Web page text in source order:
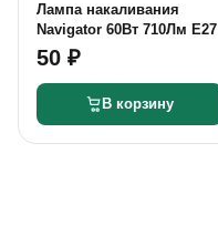
Лампа накаливания
Navigator 60Вт 710Лм E27
50 ₽
В корзину